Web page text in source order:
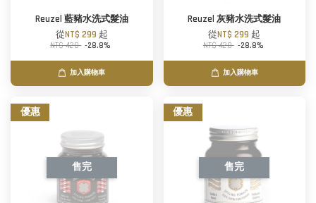
Reuzel 藍豬水洗式髮油
從NT$ 299 起
NT$ 420 -28.8%
加入購物車
Reuzel 灰豬水洗式髮油
從NT$ 299 起
NT$ 420 -28.8%
加入購物車
優惠
售完
優惠
售完